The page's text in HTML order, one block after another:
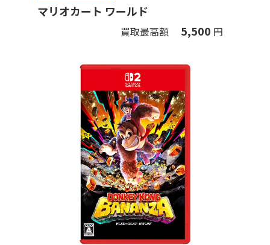
マリオカート ワールド
買取最高額 5,500 円